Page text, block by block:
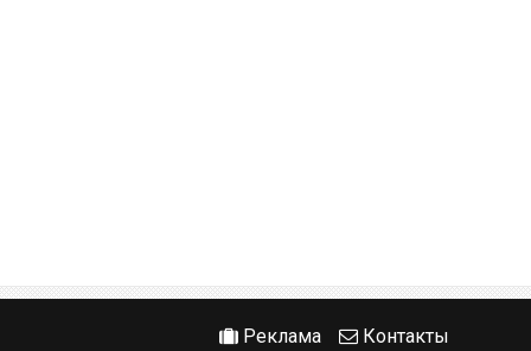
Реклама Контакты